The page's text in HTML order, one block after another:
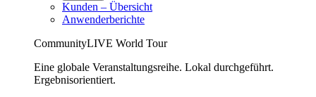
Kunden – Übersicht
Anwenderberichte
CommunityLIVE World Tour
Eine globale Veranstaltungsreihe. Lokal durchgeführt.
Ergebnisorientiert.